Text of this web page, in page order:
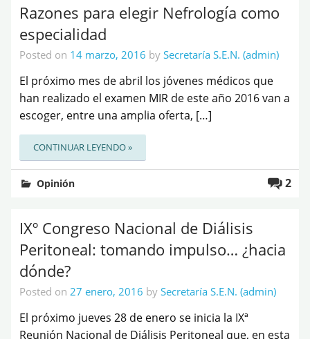
Razones para elegir Nefrología como
especialidad
Posted on 14 marzo, 2016 by Secretaría S.E.N. (admin)
El próximo mes de abril los jóvenes médicos que
han realizado el examen MIR de este año 2016 van a
escoger, entre una amplia oferta, […]
CONTINUAR LEYENDO »
2
Opinión
IXº Congreso Nacional de Diálisis
Peritoneal: tomando impulso… ¿hacia
dónde?
Posted on 27 enero, 2016 by Secretaría S.E.N. (admin)
El próximo jueves 28 de enero se inicia la IXª
Reunión Nacional de Diálisis Peritoneal que, en esta